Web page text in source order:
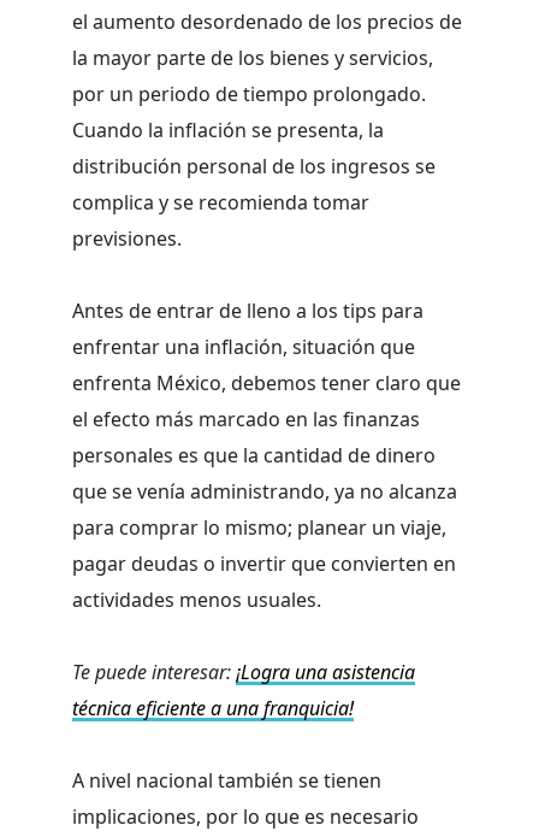
el aumento desordenado de los precios de
la mayor parte de los bienes y servicios,
por un periodo de tiempo prolongado.
Cuando la inflación se presenta, la
distribución personal de los ingresos se
complica y se recomienda tomar
previsiones.
Antes de entrar de lleno a los tips para
enfrentar una inflación, situación que
enfrenta México, debemos tener claro que
el efecto más marcado en las finanzas
personales es que la cantidad de dinero
que se venía administrando, ya no alcanza
para comprar lo mismo; planear un viaje,
pagar deudas o invertir que convierten en
actividades menos usuales.
Te puede interesar:¡Logra una asistencia
técnica eficiente a una franquicia!
A nivel nacional también se tienen
implicaciones, por lo que es necesario